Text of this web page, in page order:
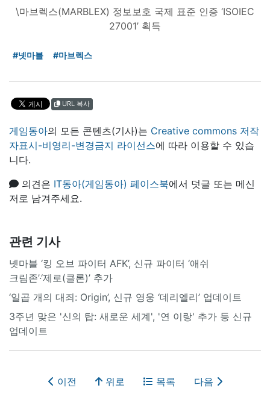
\마브렉스(MARBLEX) 정보보호 국제 표준 인증 ‘ISOIEC
27001’ 획득
#넷마블 #마브렉스
URL 복사
게임동아의 모든 콘텐츠(기사)는 Creative commons 저작
자표시-비영리-변경금지 라이선스에 따라 이용할 수 있습
니다.
의견은 IT동아(게임동아) 페이스북에서 덧글 또는 메신
저로 남겨주세요.
관련 기사
넷마블 ‘킹 오브 파이터 AFK’, 신규 파이터 ‘애쉬
크림존’·‘제로(클론)’ 추가
‘일곱 개의 대죄: Origin’, 신규 영웅 ‘데리엘리’ 업데이트
3주년 맞은 '신의 탑: 새로운 세계', '연 이랑' 추가 등 신규
업데이트
이전 위로 목록 다음